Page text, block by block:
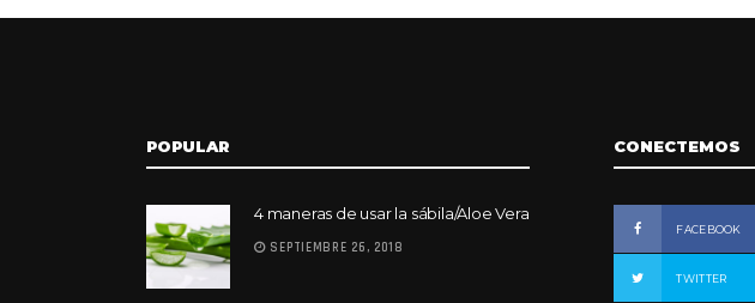
POPULAR
4 maneras de usar la sábila/Aloe Vera
SEPTIEMBRE 26, 2018
CONECTEMOS
FACEBOOK
TWITTER